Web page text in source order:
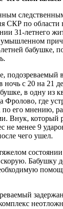
СКР по области
31-летнего
умышленном
бабушке,
подозреваемый
ночь с 20 на 21
в одну из
Фролово, где
по его мнению,
Внук, который
не менее 9
чего ушел.
состоянии
Бабушку